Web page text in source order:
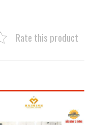
Rate this product